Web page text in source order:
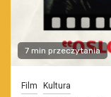
7 min przeczytania
Film Kultura